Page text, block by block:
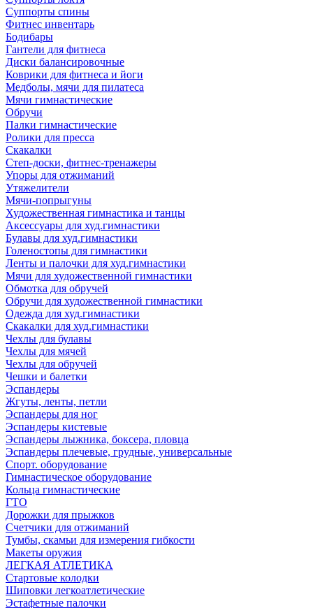
Суппорты спины
Фитнес инвентарь
Бодибары
Гантели для фитнеса
Диски балансировочные
Коврики для фитнеса и йоги
Медболы, мячи для пилатеса
Мячи гимнастические
Обручи
Палки гимнастические
Ролики для пресса
Скакалки
Степ-доски, фитнес-тренажеры
Упоры для отжиманий
Утяжелители
Мячи-попрыгуны
Художественная гимнастика и танцы
Аксессуары для худ.гимнастики
Булавы для худ.гимнастики
Голеностопы для гимнастики
Ленты и палочки для худ.гимнастики
Мячи для художественной гимнастики
Обмотка для обручей
Обручи для художественной гимнастики
Одежда для худ.гимнастики
Скакалки для худ.гимнастики
Чехлы для булавы
Чехлы для мячей
Чехлы для обручей
Чешки и балетки
Эспандеры
Жгуты, ленты, петли
Эспандеры для ног
Эспандеры кистевые
Эспандеры лыжника, боксера, пловца
Эспандеры плечевые, грудные, универсальные
Спорт. оборудование
Гимнастическое оборудование
Кольца гимнастические
ГТО
Дорожки для прыжков
Счетчики для отжиманий
Тумбы, скамьи для измерения гибкости
Макеты оружия
ЛЕГКАЯ АТЛЕТИКА
Стартовые колодки
Шиповки легкоатлетические
Эстафетные палочки